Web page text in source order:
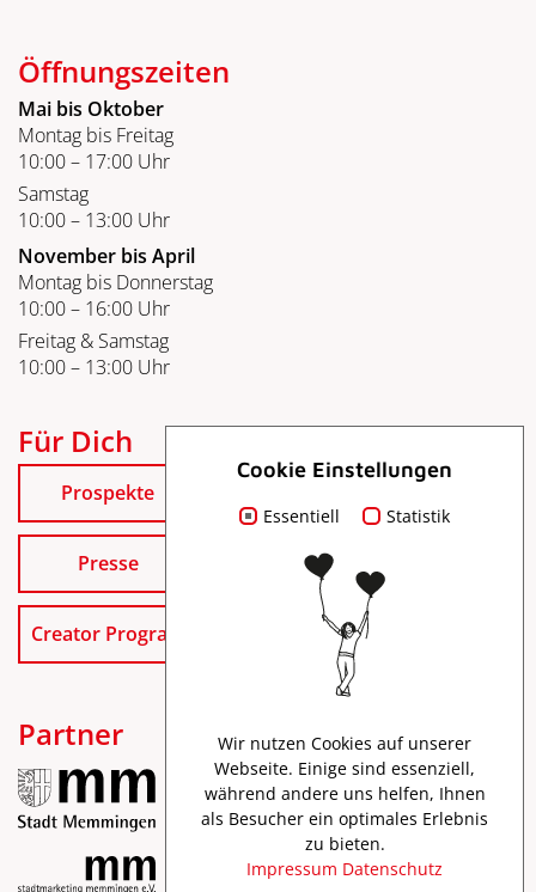
Öffnungszeiten
Mai bis Oktober
Montag bis Freitag
10:00 – 17:00 Uhr
Samstag
10:00 – 13:00 Uhr
November bis April
Montag bis Donnerstag
10:00 – 16:00 Uhr
Freitag & Samstag
10:00 – 13:00 Uhr
Für Dich
Prospekte
Presse
Creator Program
Partner
Cookie Einstellungen
Essentiell Statistik
Wir nutzen Cookies auf unserer
Webseite. Einige sind essenziell,
während andere uns helfen, Ihnen
als Besucher ein optimales Erlebnis
zu bieten.
Impressum Datenschutz